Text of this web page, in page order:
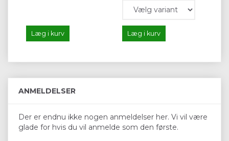
Læg i kurv Læg i kurv
ANMELDELSER
Der er endnu ikke nogen anmeldelser her. Vi vil være
glade for hvis du vil anmelde som den første.